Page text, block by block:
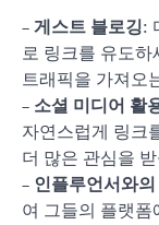
– 게스트 블로깅:
로 링크를 유도
트래픽을 가져오
– 소셜 미디어 활
자연스럽게 링크
더 많은 관심을
– 인플루언서와의
여 그들의 플랫